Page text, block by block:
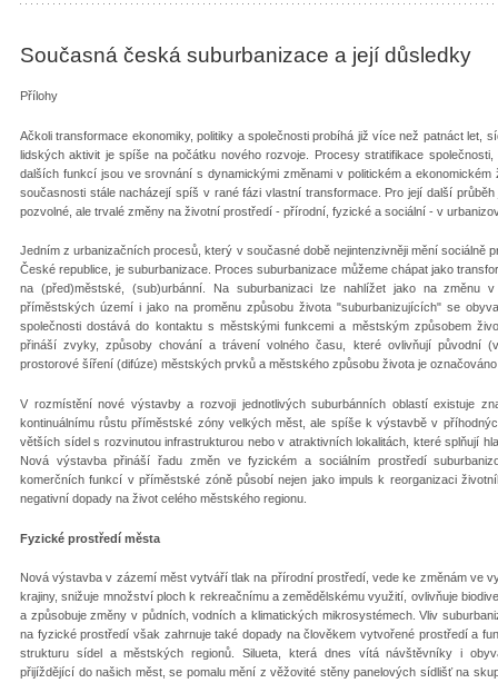
Současná česká suburbanizace a její důsledky
Přílohy
Ačkoli transformace ekonomiky, politiky a společnosti probíhá již více než patnáct let,
lidských aktivit je spíše na počátku nového rozvoje. Procesy stratifikace
dalších funkcí jsou ve srovnání s dynamickými změnami v politickém a
současnosti stále nacházejí spíš v rané fázi vlastní transformace. Pro její další
pozvolné, ale trvalé změny na životní prostředí - přírodní, fyzické a sociální - v
Jedním z urbanizačních procesů, který v současné době nejintenzivněji mění sociálně
České republice, je suburbanizace. Proces suburbanizace můžeme chápat jako
na (před)městské, (sub)urbánní. Na suburbanizaci lze nahlížet jako na změnu
příměstských území i jako na proměnu způsobu života "suburbanizujících" se
společnosti dostává do kontaktu s městskými funkcemi a městským způsobem
přináší zvyky, způsoby chování a trávení volného času, které ovlivňují původní
prostorové šíření (difúze) městských prvků a městského způsobu života je
V rozmístění nové výstavby a rozvoji jednotlivých suburbánních oblastí existuje
kontinuálnímu růstu příměstské zóny velkých měst, ale spíše k výstavbě v
větších sídel s rozvinutou infrastrukturou nebo v atraktivních lokalitách, které splňují
Nová výstavba přináší řadu změn ve fyzickém a sociálním prostředí
komerčních funkcí v příměstské zóně působí nejen jako impuls k reorganizaci
negativní dopady na život celého městského regionu.
Fyzické prostředí města
Nová výstavba v zázemí měst vytváří tlak na přírodní prostředí, vede ke změnám ve
krajiny, snižuje množství ploch k rekreačnímu a zemědělskému využití, ovlivňuje
a způsobuje změny v půdních, vodních a klimatických mikrosystémech. Vliv
na fyzické prostředí však zahrnuje také dopady na člověkem vytvořené prostředí a
strukturu sídel a městských regionů. Silueta, která dnes vítá návštěvníky i
přijíždějící do našich měst, se pomalu mění z věžovité stěny panelových sídlišť na